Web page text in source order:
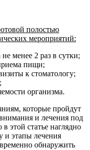
полостью
мероприятий:
менее 2 раз в сутки;
пищи;
к стоматологу;
организма.
которые пройдут
и лечения под
этой статье наглядно
и этапы лечения
обнаружить